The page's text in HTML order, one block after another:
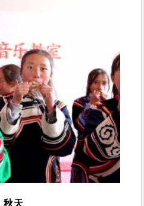
秋天